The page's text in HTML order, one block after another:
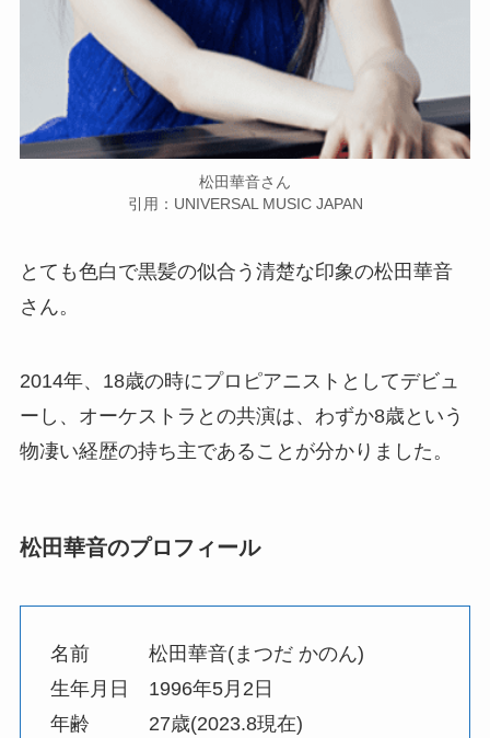
松田華音さん
引用：UNIVERSAL MUSIC JAPAN
とても色白で黒髪の似合う清楚な印象の松田華音
さん。
2014年、18歳の時にプロピアニストとしてデビュ
ーし、オーケストラとの共演は、わずか8歳という
物凄い経歴の持ち主であることが分かりました。
松田華音のプロフィール
名前 松田華音(まつだ かのん)
生年月日 1996年5月2日
年齢 27歳(2023.8現在)